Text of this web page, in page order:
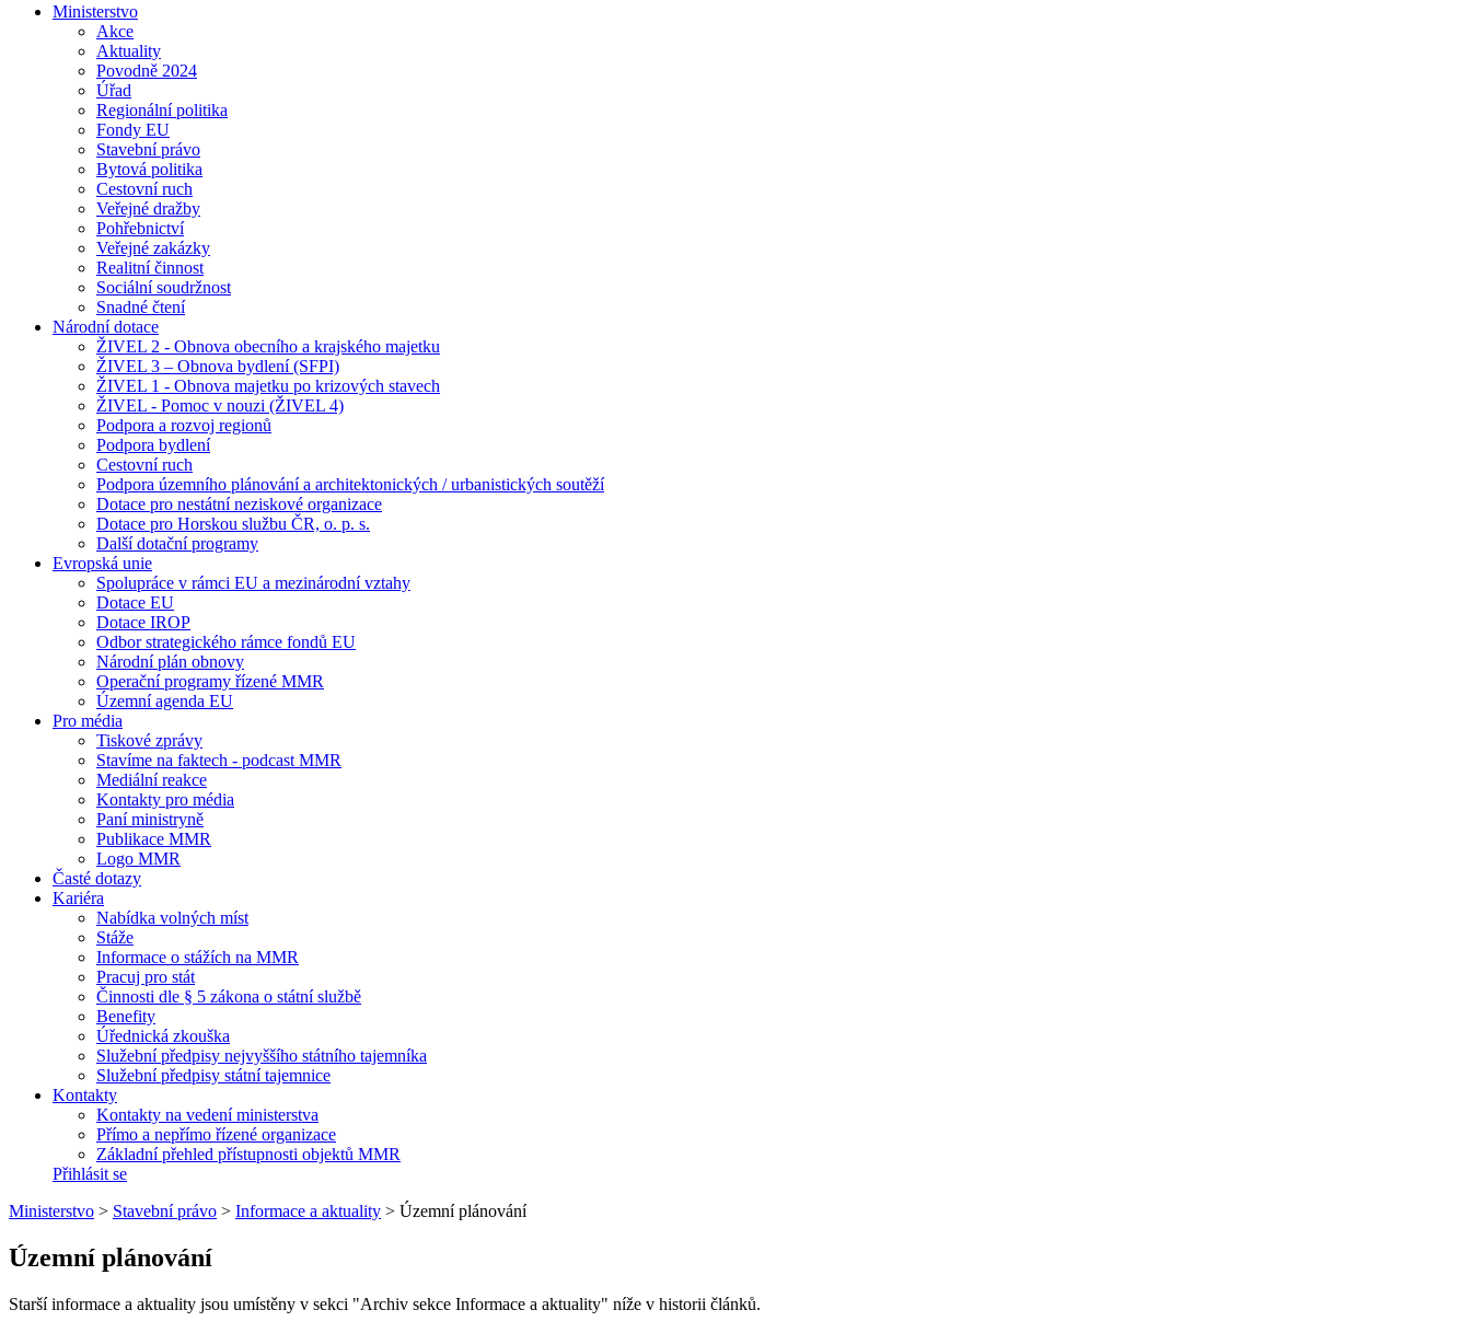
Ministerstvo
Akce
Aktuality
Povodně 2024
Úřad
Regionální politika
Fondy EU
Stavební právo
Bytová politika
Cestovní ruch
Veřejné dražby
Pohřebnictví
Veřejné zakázky
Realitní činnost
Sociální soudržnost
Snadné čtení
Národní dotace
ŽIVEL 2 - Obnova obecního a krajského majetku
ŽIVEL 3 – Obnova bydlení (SFPI)
ŽIVEL 1 - Obnova majetku po krizových stavech
ŽIVEL - Pomoc v nouzi (ŽIVEL 4)
Podpora a rozvoj regionů
Podpora bydlení
Cestovní ruch
Podpora územního plánování a architektonických / urbanistických soutěží
Dotace pro nestátní neziskové organizace
Dotace pro Horskou službu ČR, o. p. s.
Další dotační programy
Evropská unie
Spolupráce v rámci EU a mezinárodní vztahy
Dotace EU
Dotace IROP
Odbor strategického rámce fondů EU
Národní plán obnovy
Operační programy řízené MMR
Územní agenda EU
Pro média
Tiskové zprávy
Stavíme na faktech - podcast MMR
Mediální reakce
Kontakty pro média
Paní ministryně
Publikace MMR
Logo MMR
Časté dotazy
Kariéra
Nabídka volných míst
Stáže
Informace o stážích na MMR
Pracuj pro stát
Činnosti dle § 5 zákona o státní službě
Benefity
Úřednická zkouška
Služební předpisy nejvyššího státního tajemníka
Služební předpisy státní tajemnice
Kontakty
Kontakty na vedení ministerstva
Přímo a nepřímo řízené organizace
Základní přehled přístupnosti objektů MMR
Přihlásit se
Ministerstvo > Stavební právo > Informace a aktuality > Územní plánování
Územní plánování
Starší informace a aktuality jsou umístěny v sekci "Archiv sekce Informace a aktuality" níže v historii článků.